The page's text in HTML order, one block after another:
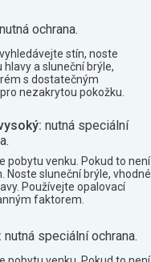
nutná ochrana.
stín, noste
hlavy a sluneční brýle,
s dostatečným
nezakrytou pokožku.
nutná speciální
pobytu venku. Pokud to není
Noste sluneční brýle, vhodné
Používejte opalovací
faktorem.
nutná speciální ochrana.